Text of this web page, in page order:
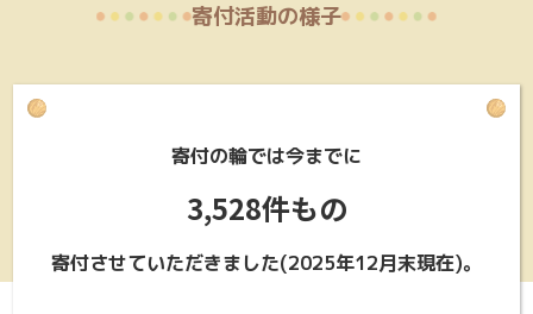
寄付活動の様子
寄付の輪では今までに
3,528件もの
寄付させていただきました(2025年12月末現在)。